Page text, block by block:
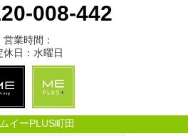
008-442
営業時間：
休日：水曜日
イーPLUS町田